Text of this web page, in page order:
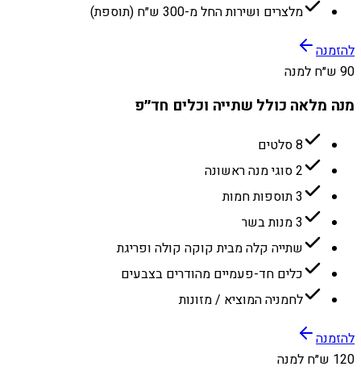
מלצרים ושירות החל מ-300 ש״ח (תוספת)
להזמנה
90 ש״ח למנה
מנה מלאה כולל שתייה וכלים חד״פ
8 סלטים
2 סוגי מנה ראשונה
3 תוספות חמות
3 מנות בשר
שתייה קלה מבית קוקה קולה ופריגת
כלים חד-פעמיים מהודרים בצבעים
לחמניה המוציא / מזונות
להזמנה
120 ש״ח למנה